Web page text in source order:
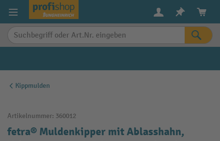
springen
Kippmulden
Artikelnummer: 360012
fetra® Muldenkipper mit Ablasshahn,